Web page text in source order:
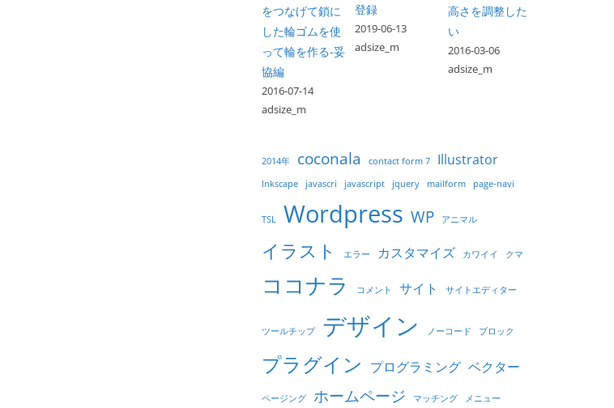
をつなげて鎖に
した輪ゴムを使
って輪を作る-妥
協編
2016-07-14
adsize_m
登録
2019-06-13
adsize_m
高さを調整した
い
2016-03-06
adsize_m
2014年 coconala contact form 7 Illustrator
Inkscape javascri javascript jquery mailform page-navi
TSL Wordpress WP アニマル
イラスト エラー カスタマイズ カワイイ クマ
ココナラ コメント サイト サイトエディター
ツールチップ デザイン ノーコード ブロック
プラグイン プログラミング ベクター
ページング ホームページ マッチング メニュー